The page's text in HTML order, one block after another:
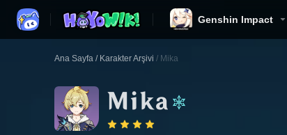
Genshin Impact
Ana Sayfa / Karakter Arşivi / Mika
Mika